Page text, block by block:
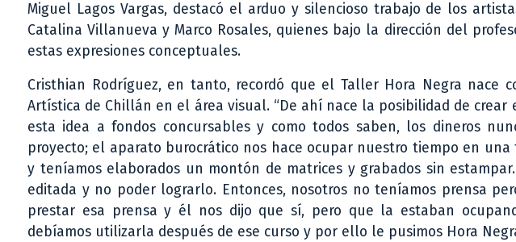
Miguel Lagos Vargas, destacó el arduo y silencioso trabajo de los
Catalina Villanueva y Marco Rosales, quienes bajo la dirección del
estas expresiones conceptuales.
Cristhian Rodríguez, en tanto, recordó que el Taller Hora Negra nace
Artística de Chillán en el área visual. “De ahí nace la posibilidad de
esta idea a fondos concursables y como todos saben, los dineros
proyecto; el aparato burocrático nos hace ocupar nuestro tiempo en una
y teníamos elaborados un montón de matrices y grabados sin
editada y no poder lograrlo. Entonces, nosotros no teníamos prensa
prestar esa prensa y él nos dijo que sí, pero que la estaban
debíamos utilizarla después de ese curso y por ello le pusimos Hora